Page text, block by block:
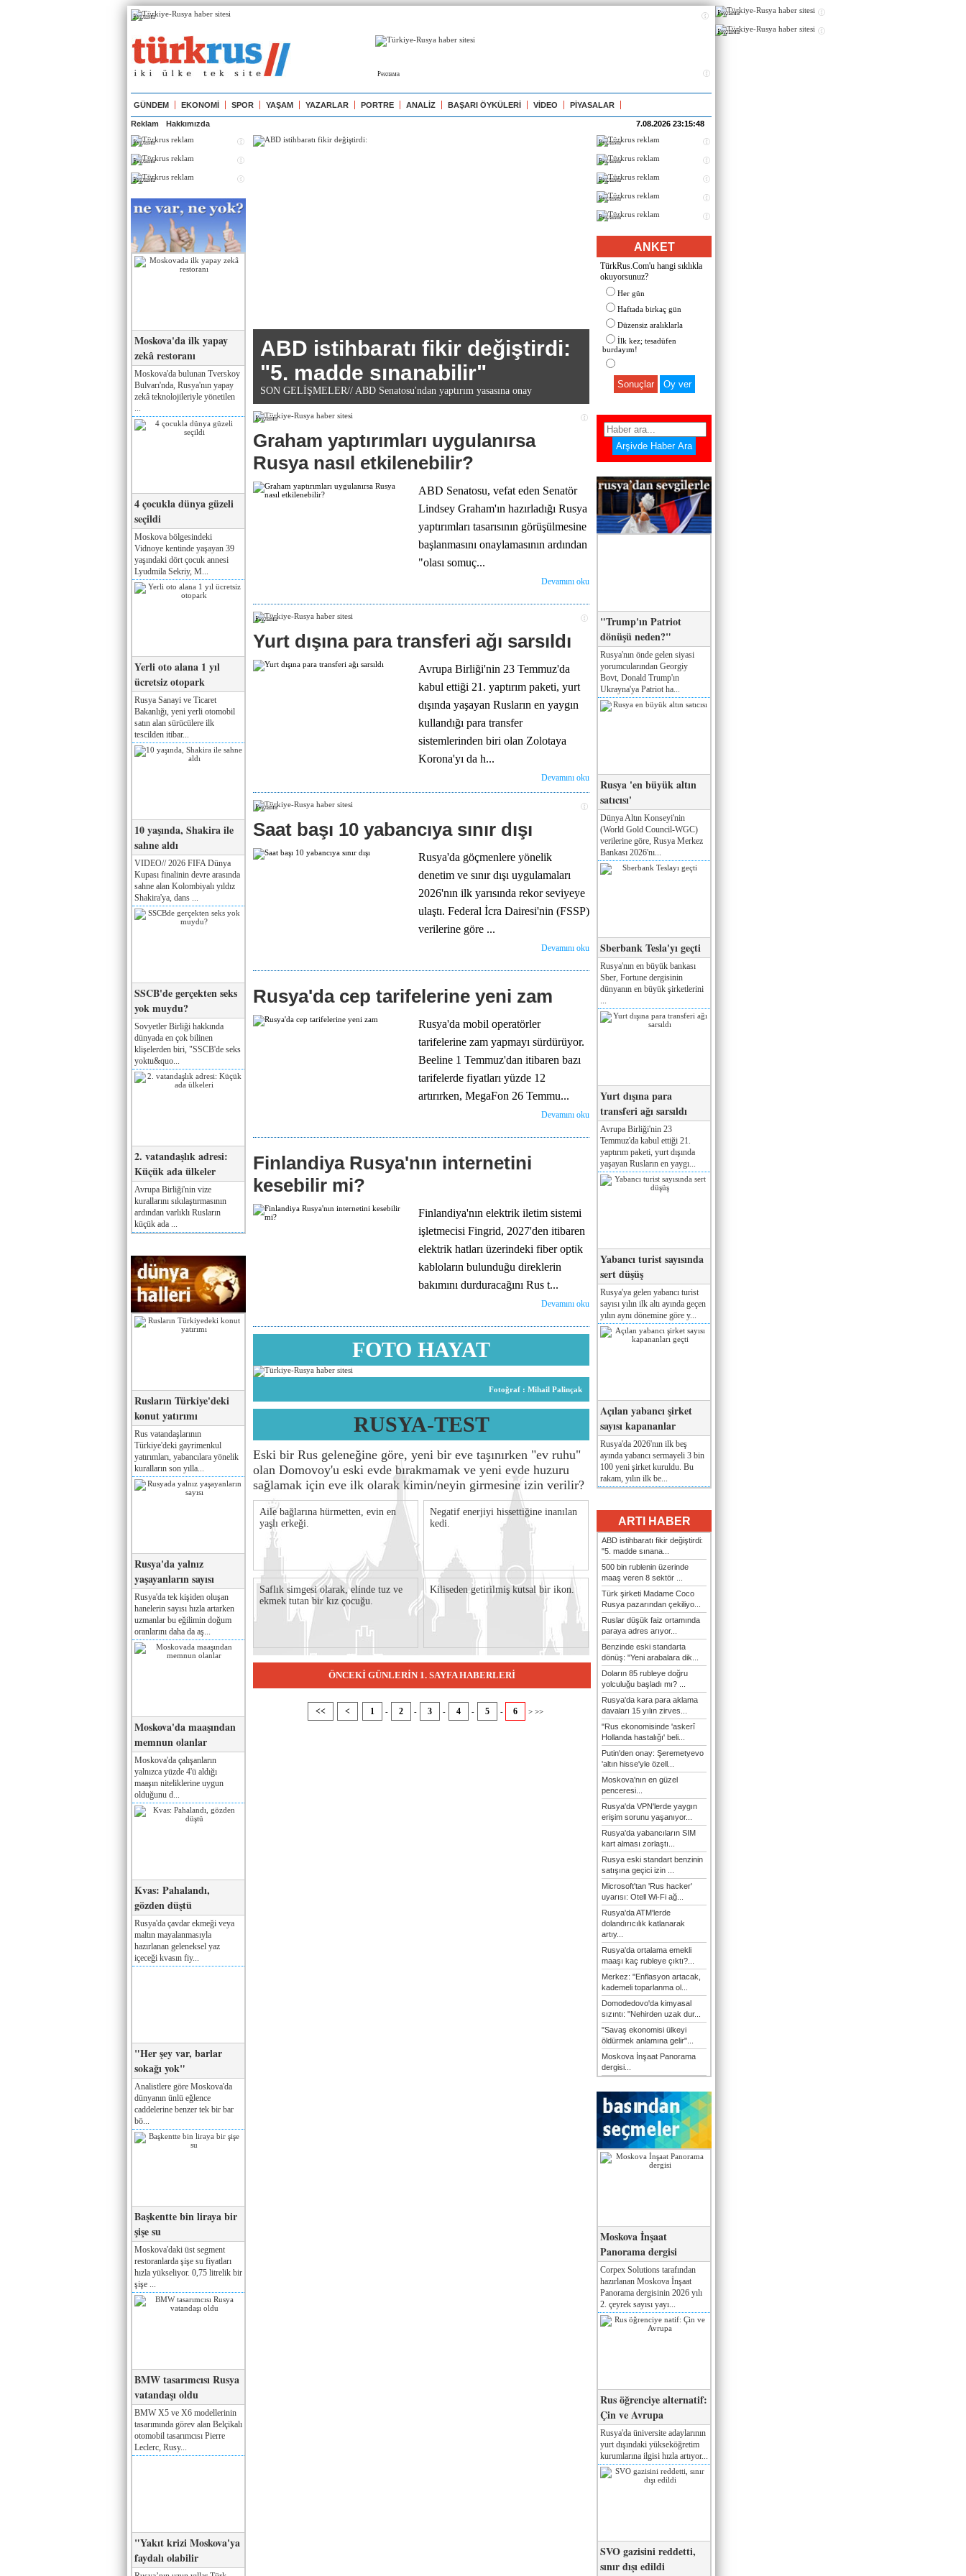
Реклама
Реклама
GÜNDEM EKONOMİ SPOR YAŞAM YAZARLAR PORTRE ANALİZ BAŞARI ÖYKÜLERİ VİDEO PİYASALAR
Reklam Hakkımızda 7.08.2026 23:15:48
Реклама
Реклама
Реклама
Moskova'da ilk yapay
zekâ restoranı
Moskova'da bulunan Tverskoy
Bulvarı'nda, Rusya'nın yapay
zekâ teknolojileriyle yönetilen
4 çocukla dünya güzeli
seçildi
Moskova bölgesindeki
Vidnoye kentinde yaşayan 39
yaşındaki dört çocuk annesi
Lyudmila Sekriy, M...
Yerli oto alana 1 yıl
ücretsiz otopark
Rusya Sanayi ve Ticaret
Bakanlığı, yeni yerli otomobil
satın alan sürücülere ilk
tescilden itibar...
10 yaşında, Shakira ile
sahne aldı
VIDEO// 2026 FIFA Dünya
Kupası finalinin devre arasında
sahne alan Kolombiyalı yıldız
Shakira'ya, dans ...
SSCB'de gerçekten seks
yok muydu?
Sovyetler Birliği hakkında
dünyada en çok bilinen
klişelerden biri, "SSCB'de seks
yoktu&quo...
2. vatandaşlık adresi:
Küçük ada ülkeler
Avrupa Birliği'nin vize
kurallarını sıkılaştırmasının
ardından varlıklı Rusların
küçük ada ...
Rusların Türkiye'deki
konut yatırımı
Rus vatandaşlarının
Türkiye'deki gayrimenkul
yatırımları, yabancılara yönelik
kuralların son yılla...
Rusya'da yalnız
yaşayanların sayısı
Rusya'da tek kişiden oluşan
hanelerin sayısı hızla artarken
uzmanlar bu eğilimin doğum
oranlarını daha da aş...
Moskova'da maaşından
memnun olanlar
Moskova'da çalışanların
yalnızca yüzde 4'ü aldığı
maaşın niteliklerine uygun
olduğunu d...
Kvas: Pahalandı,
gözden düştü
Rusya'da çavdar ekmeği veya
maltın mayalanmasıyla
hazırlanan geleneksel yaz
içeceği kvasın fiy...
"Her şey var, barlar
sokağı yok"
Analistlere göre Moskova'da
dünyanın ünlü eğlence
caddelerine benzer tek bir bar
bö...
Başkentte bin liraya bir
şişe su
Moskova'daki üst segment
restoranlarda şişe su fiyatları
hızla yükseliyor. 0,75 litrelik bir
şişe ...
BMW tasarımcısı Rusya
vatandaşı oldu
BMW X5 ve X6 modellerinin
tasarımında görev alan Belçikalı
otomobil tasarımcısı Pierre
Leclerc, Rusy...
"Yakıt krizi Moskova'ya
faydalı olabilir
ABD istihbaratı fikir değiştirdi:
"5. madde sınanabilir"
SON GELİŞMELER// ABD Senatosu'ndan yaptırım yasasına onay
Реклама
Graham yaptırımları uygulanırsa
Rusya nasıl etkilenebilir?
ABD Senatosu, vefat eden Senatör
Lindsey Graham'ın hazırladığı Rusya
yaptırımları tasarısının görüşülmesine
başlanmasını onaylamasının ardından
"olası somuç...
Devamını oku
Реклама
Yurt dışına para transferi ağı sarsıldı
Avrupa Birliği'nin 23 Temmuz'da
kabul ettiği 21. yaptırım paketi, yurt
dışında yaşayan Rusların en yaygın
kullandığı para transfer
sistemlerinden biri olan Zolotaya
Korona'yı da h...
Devamını oku
Реклама
Saat başı 10 yabancıya sınır dışı
Rusya'da göçmenlere yönelik
denetim ve sınır dışı uygulamaları
2026'nın ilk yarısında rekor seviyeye
ulaştı. Federal İcra Dairesi'nin (FSSP)
verilerine göre ...
Devamını oku
Rusya'da cep tarifelerine yeni zam
Rusya'da mobil operatörler
tarifelerine zam yapmayı sürdürüyor.
Beeline 1 Temmuz'dan itibaren bazı
tarifelerde fiyatları yüzde 12
artırırken, MegaFon 26 Temmu...
Devamını oku
Finlandiya Rusya'nın internetini
kesebilir mi?
Finlandiya'nın elektrik iletim sistemi
işletmecisi Fingrid, 2027'den itibaren
elektrik hatları üzerindeki fiber optik
kabloların bulunduğu direklerin
bakımını durduracağını Rus t...
Devamını oku
FOTO HAYAT
Fotoğraf : Mihail Palinçak
RUSYA-TEST
Eski bir Rus geleneğine göre, yeni bir eve taşınırken "ev ruhu"
olan Domovoy'u eski evde bırakmamak ve yeni evde huzuru
sağlamak için eve ilk olarak kimin/neyin girmesine izin verilir?
Aile bağlarına hürmetten, evin en
yaşlı erkeği.
Negatif enerjiyi hissettiğine inanılan
kedi.
Saflık simgesi olarak, elinde tuz ve
ekmek tutan bir kız çocuğu.
Kiliseden getirilmiş kutsal bir ikon.
ÖNCEKİ GÜNLERİN 1. SAYFA HABERLERİ
<< < 1 - 2 - 3 - 4 - 5 - 6 > >>
Реклама
Реклама
Реклама
Реклама
Реклама
ANKET
TürkRus.Com'u hangi sıklıkla
okuyorsunuz?
Her gün
Haftada birkaç gün
Düzensiz aralıklarla
İlk kez; tesadüfen
burdayım!
Sonuçlar
"Trump'ın Patriot
dönüşü neden?"
Rusya'nın önde gelen siyasi
yorumcularından Georgiy
Bovt, Donald Trump'ın
Ukrayna'ya Patriot ha...
Rusya 'en büyük altın
satıcısı'
Dünya Altın Konseyi'nin
(World Gold Council-WGC)
verilerine göre, Rusya Merkez
Bankası 2026'nı...
Sberbank Tesla'yı geçti
Rusya'nın en büyük bankası
Sber, Fortune dergisinin
dünyanın en büyük şirketlerini
...
Yurt dışına para
transferi ağı sarsıldı
Avrupa Birliği'nin 23
Temmuz'da kabul ettiği 21.
yaptırım paketi, yurt dışında
yaşayan Rusların en yaygı...
Yabancı turist sayısında
sert düşüş
Rusya'ya gelen yabancı turist
sayısı yılın ilk altı ayında geçen
yılın aynı dönemine göre y...
Açılan yabancı şirket
sayısı kapananlar
Rusya'da 2026'nın ilk beş
ayında yabancı sermayeli 3 bin
100 yeni şirket kuruldu. Bu
rakam, yılın ilk be...
ARTI HABER
ABD istihbaratı fikir değiştirdi:
"5. madde sınana...
500 bin rublenin üzerinde
maaş veren 8 sektör ...
Türk şirketi Madame Coco
Rusya pazarından çekiliyo...
Ruslar düşük faiz ortamında
paraya adres arıyor...
Benzinde eski standarta
dönüş: "Yeni arabalara dik...
Doların 85 rubleye doğru
yolculuğu başladı mı? ...
Rusya'da kara para aklama
davaları 15 yılın zirves...
"Rus ekonomisinde 'askerî
Hollanda hastalığı' beli...
Putin'den onay: Şeremetyevo
'altın hisse'yle özell...
Moskova'nın en güzel
penceresi...
Rusya'da VPN'lerde yaygın
erişim sorunu yaşanıyor...
Rusya'da yabancıların SIM
kart alması zorlaştı...
Rusya eski standart benzinin
satışına geçici izin ...
Microsoft'tan 'Rus hacker'
uyarısı: Otell Wi-Fi ağ...
Rusya'da ATM'lerde
dolandırıcılık katlanarak
artıy...
Rusya'da ortalama emekli
maaşı kaç rubleye çıktı?...
Merkez: "Enflasyon artacak,
kademeli toparlanma ol...
Domodedovo'da kimyasal
sızıntı: "Nehirden uzak dur...
"Savaş ekonomisi ülkeyi
öldürmek anlamına gelir"...
Moskova İnşaat Panorama
dergisi...
Moskova İnşaat
Panorama dergisi
Corpex Solutions tarafından
hazırlanan Moskova İnşaat
Panorama dergisinin 2026 yılı
2. çeyrek sayısı yayı...
Rus öğrenciye alternatif:
Çin ve Avrupa
Rusya'da üniversite adaylarının
yurt dışındaki yükseköğretim
kurumlarına ilgisi hızla artıyor...
SVO gazisini reddetti,
sınır dışı edildi
Реклама
Реклама